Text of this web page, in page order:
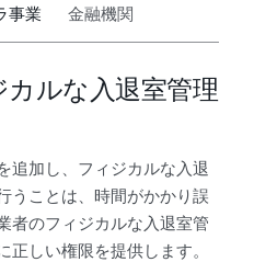
事業 金融機関
ルな入退室管理
追加し、フィジカルな入退
うことは、時間がかかり誤
者のフィジカルな入退室管
しい権限を提供します。